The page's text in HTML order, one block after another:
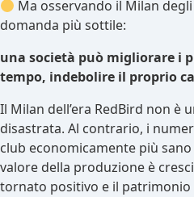
Ma osservando il Milan
domanda più sottile:
una società può migliorare i
tempo, indebolire il proprio
Il Milan dell’era RedBird non è
disastrata. Al contrario, i
club economicamente più
valore della produzione è
tornato positivo e il